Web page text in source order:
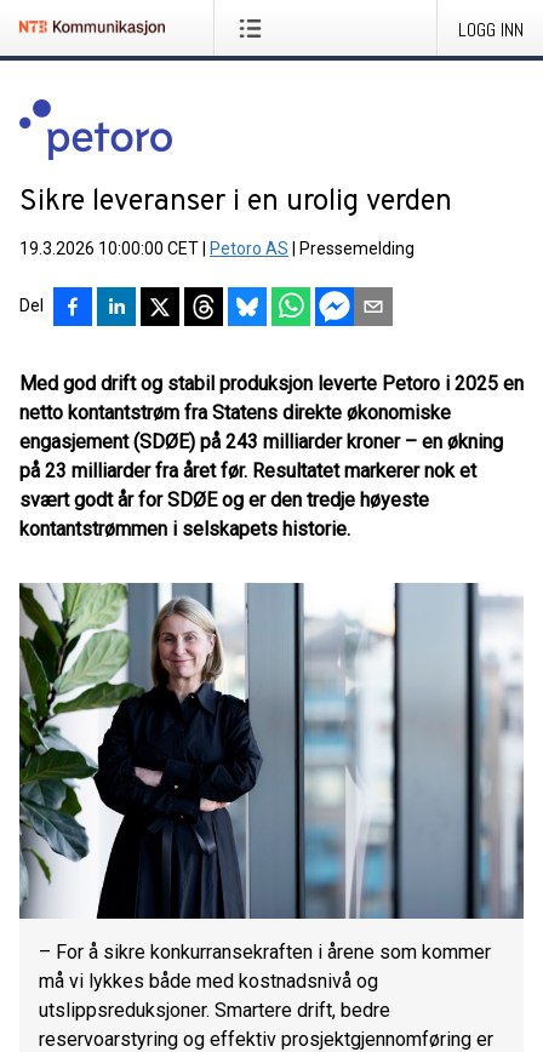
LOGG INN
Sikre leveranser i en urolig verden
19.3.2026 10:00:00 CET Petoro AS Pressemelding
Del
Med god drift og stabil produksjon leverte Petoro i 2025 en
netto kontantstrøm fra Statens direkte økonomiske
engasjement (SDØE) på 243 milliarder kroner – en økning
på 23 milliarder fra året før. Resultatet markerer nok et
svært godt år for SDØE og er den tredje høyeste
kontantstrømmen i selskapets historie.
– For å sikre konkurransekraften i årene som kommer
må vi lykkes både med kostnadsnivå og
utslippsreduksjoner. Smartere drift, bedre
reservoarstyring og effektiv prosjektgjennomføring er